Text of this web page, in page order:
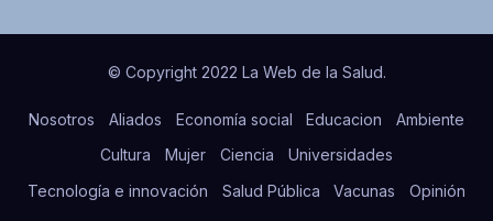
© Copyright 2022 La Web de la Salud.
Nosotros Aliados Economía social Educacion
Ambiente
Cultura
Mujer Ciencia
Universidades
Tecnología e innovación
Salud Pública Vacunas
Opinión